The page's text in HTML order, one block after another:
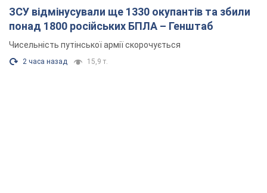
ЗСУ відмінусували ще 1330 окупантів та збили
понад 1800 російських БПЛА – Генштаб
Чисельність путінської армії скорочується
2 часа назад 15,9 т.